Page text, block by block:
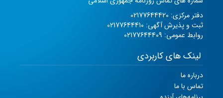
دفتر مرکزی: 02177644420
ثبت و پذیرش آگهی: 02177644410
روابط عمومی: 02177644409
لینک های کاربردی
درباره ما
تماس با ما